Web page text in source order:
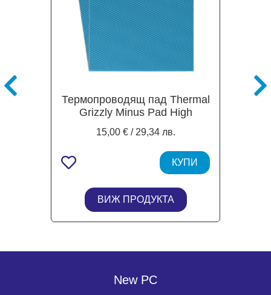
Термопроводящ пад Thermal
Grizzly Minus Pad High
mm - 2 бр.
15,00 € / 29,34 лв.
КУПИ
ВИЖ ПРОДУКТА
New PC